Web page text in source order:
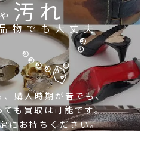
や 汚れ
物でも大丈夫
、購入時期が昔でも、
ても買取は可能です。
にお持ちください。